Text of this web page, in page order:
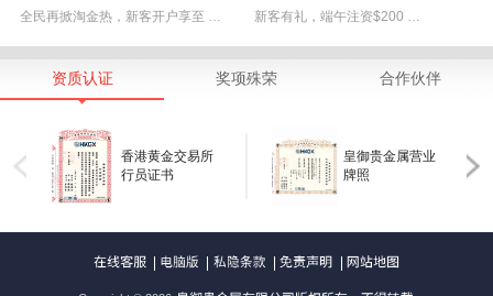
全民再掀淘金热，新客开户享至 … 新客有礼，端午注资$200 …
资质认证 奖项殊荣 合作伙伴
香港黄金交易所
行员证书
皇御贵金属营业
牌照